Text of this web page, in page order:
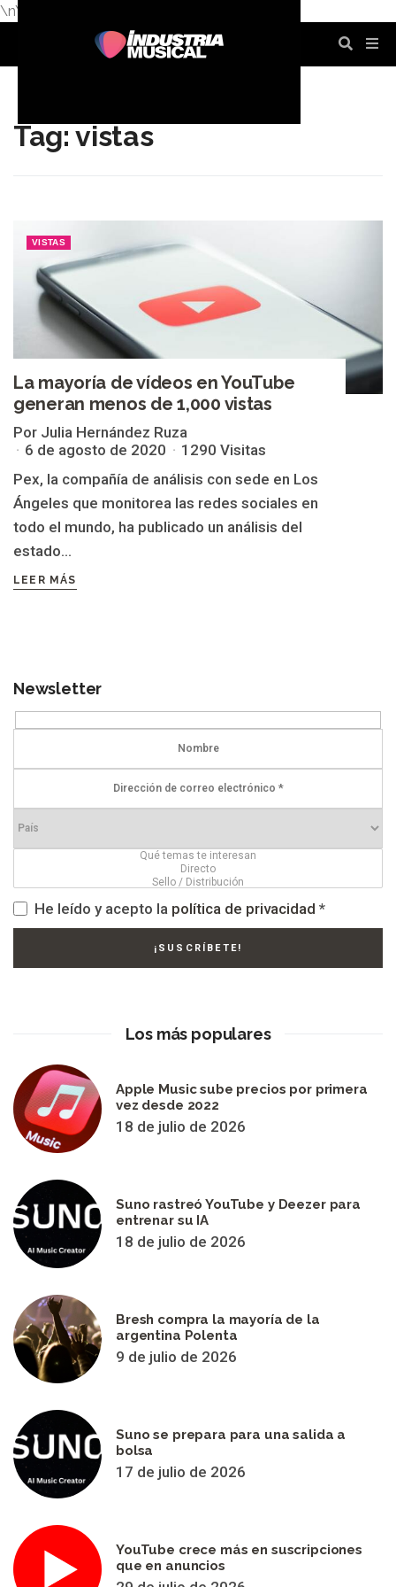
\n\n
Tag: vistas
VISTAS
La mayoría de vídeos en YouTube
generan menos de 1,000 vistas
Por Julia Hernández Ruza
6 de agosto de 2020
1290 Visitas
Pex, la compañía de análisis con sede en Los
Ángeles que monitorea las redes sociales en
todo el mundo, ha publicado un análisis del
estado...
LEER MÁS
Newsletter
He leído y acepto la política de privacidad *
Los más populares
Apple Music sube precios por primera
vez desde 2022
18 de julio de 2026
Suno rastreó YouTube y Deezer para
entrenar su IA
18 de julio de 2026
Bresh compra la mayoría de la
argentina Polenta
9 de julio de 2026
Suno se prepara para una salida a
bolsa
17 de julio de 2026
YouTube crece más en suscripciones
que en anuncios